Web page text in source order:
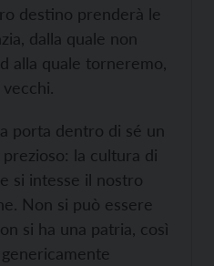
destino prenderà le
dalla quale non
alla quale torneremo,
porta dentro di sé un
la cultura di
si intesse il nostro
Non si può essere
si ha una patria, così